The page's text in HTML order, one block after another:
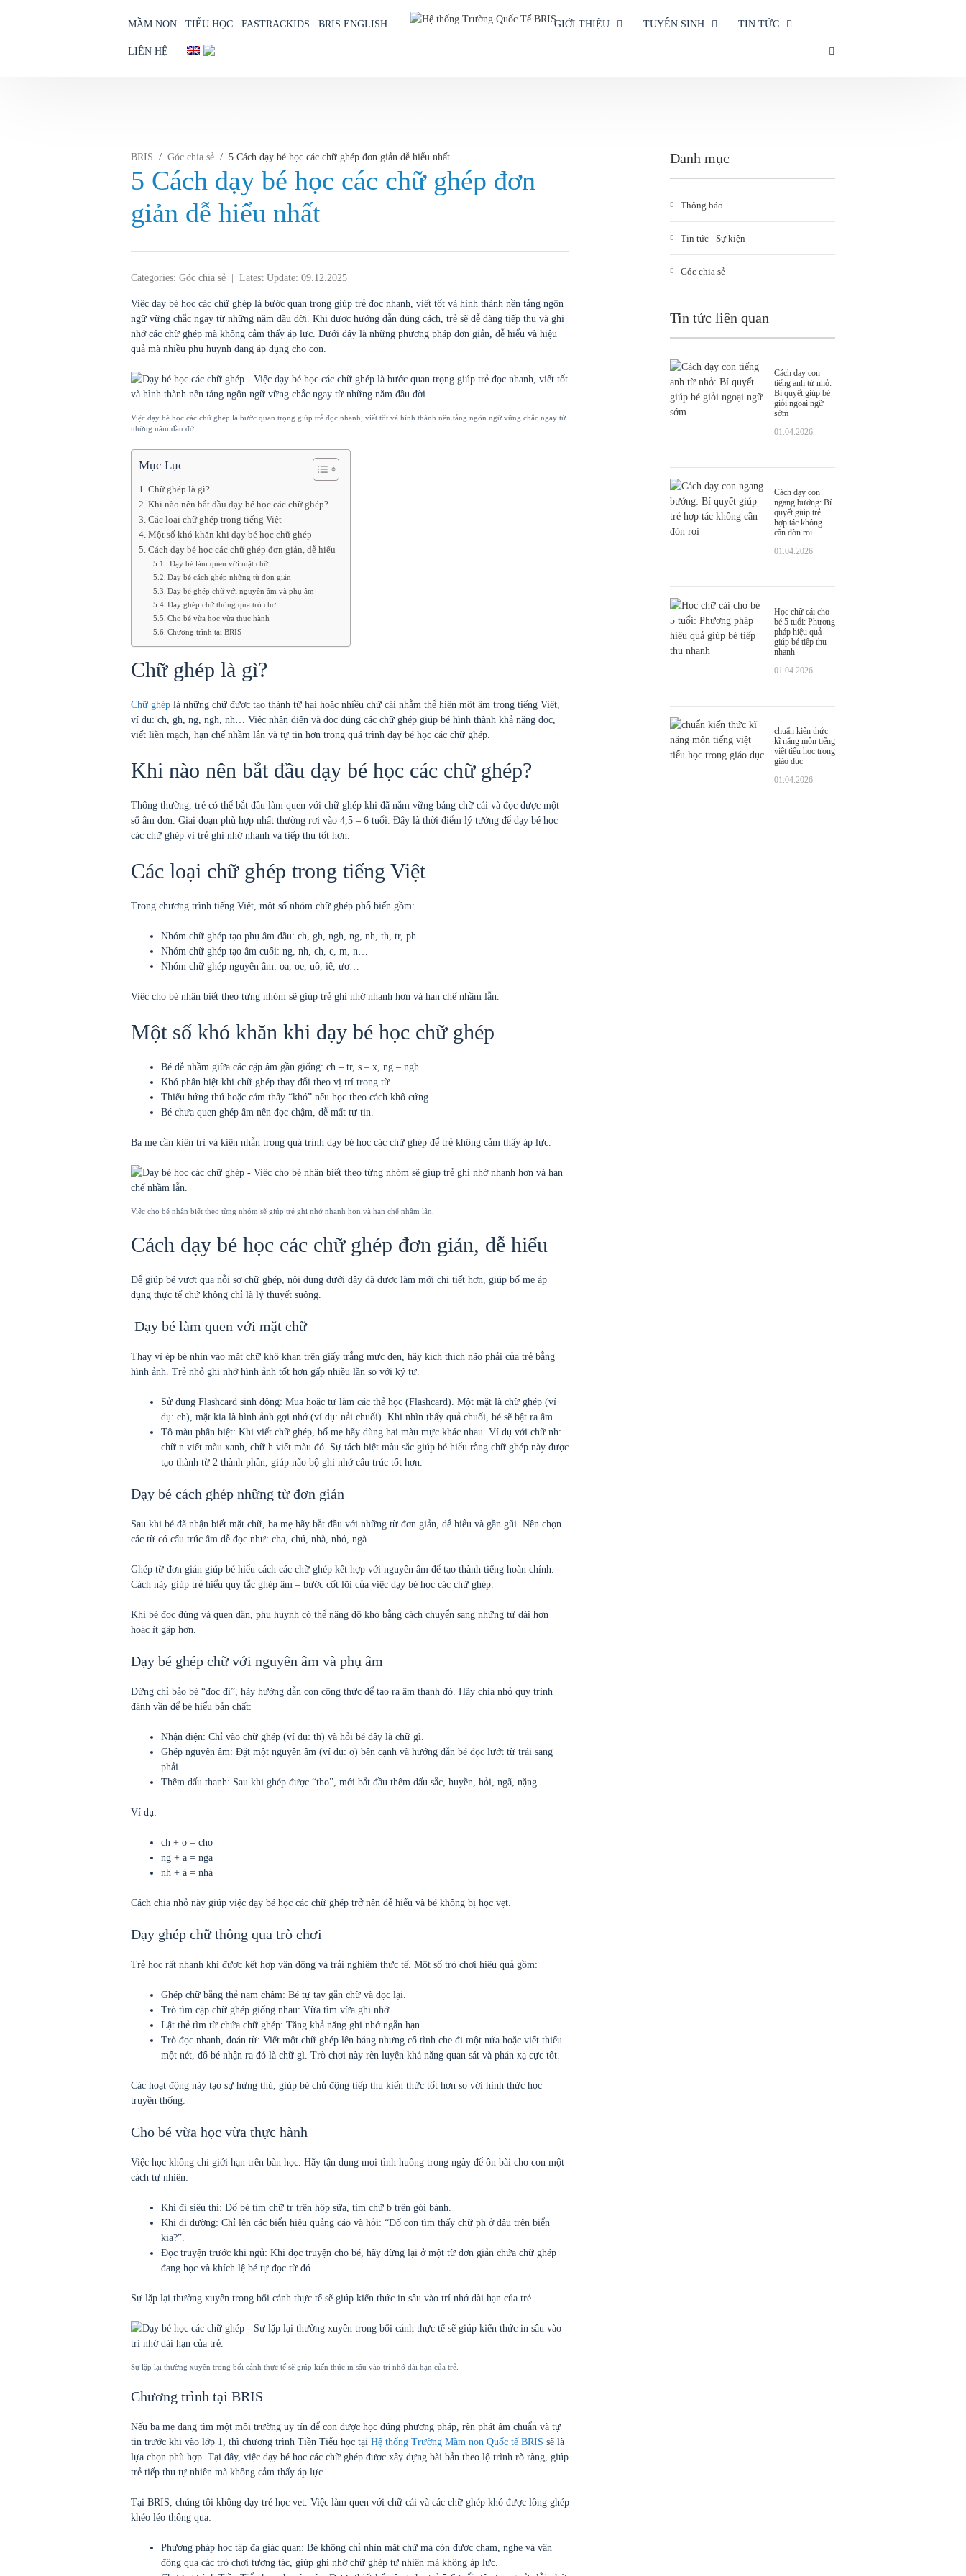
MẦM NON TIỂU HỌC FASTRACKIDS BRIS ENGLISH GIỚI THIỆU TUYỂN SINH TIN TỨC
LIÊN HỆ
BRIS / Góc chia sẻ / 5 Cách dạy bé học các chữ ghép đơn giản dễ hiểu nhất
5 Cách dạy bé học các chữ ghép đơn
giản dễ hiểu nhất
Categories: Góc chia sẻ Latest Update: 09.12.2025
Việc dạy bé học các chữ ghép là bước quan trọng giúp trẻ đọc nhanh, viết tốt và hình thành nền tảng ngôn
ngữ vững chắc ngay từ những năm đầu đời. Khi được hướng dẫn đúng cách, trẻ sẽ dễ dàng tiếp thu và ghi
nhớ các chữ ghép mà không cảm thấy áp lực. Dưới đây là những phương pháp đơn giản, dễ hiểu và hiệu
quả mà nhiều phụ huynh đang áp dụng cho con.
Việc dạy bé học các chữ ghép là bước quan trọng giúp trẻ đọc nhanh, viết tốt và hình thành nền tảng ngôn ngữ vững chắc ngay từ
những năm đầu đời.
Mục Lục
Chữ ghép là gì?
Khi nào nên bắt đầu dạy bé học các chữ ghép?
Các loại chữ ghép trong tiếng Việt
Một số khó khăn khi dạy bé học chữ ghép
Cách dạy bé học các chữ ghép đơn giản, dễ hiểu
Dạy bé làm quen với mặt chữ
Dạy bé cách ghép những từ đơn giản
Dạy bé ghép chữ với nguyên âm và phụ âm
Dạy ghép chữ thông qua trò chơi
Cho bé vừa học vừa thực hành
Chương trình tại BRIS
Chữ ghép là gì?
Chữ ghép là những chữ được tạo thành từ hai hoặc nhiều chữ cái nhằm thể hiện một âm trong tiếng Việt,
ví dụ: ch, gh, ng, ngh, nh… Việc nhận diện và đọc đúng các chữ ghép giúp bé hình thành khả năng đọc,
viết liền mạch, hạn chế nhầm lẫn và tự tin hơn trong quá trình dạy bé học các chữ ghép.
Khi nào nên bắt đầu dạy bé học các chữ ghép?
Thông thường, trẻ có thể bắt đầu làm quen với chữ ghép khi đã nắm vững bảng chữ cái và đọc được một
số âm đơn. Giai đoạn phù hợp nhất thường rơi vào 4,5 – 6 tuổi. Đây là thời điểm lý tưởng để dạy bé học
các chữ ghép vì trẻ ghi nhớ nhanh và tiếp thu tốt hơn.
Các loại chữ ghép trong tiếng Việt
Trong chương trình tiếng Việt, một số nhóm chữ ghép phổ biến gồm:
Nhóm chữ ghép tạo phụ âm đầu: ch, gh, ngh, ng, nh, th, tr, ph…
Nhóm chữ ghép tạo âm cuối: ng, nh, ch, c, m, n…
Nhóm chữ ghép nguyên âm: oa, oe, uô, iê, ươ…
Việc cho bé nhận biết theo từng nhóm sẽ giúp trẻ ghi nhớ nhanh hơn và hạn chế nhầm lẫn.
Một số khó khăn khi dạy bé học chữ ghép
Bé dễ nhầm giữa các cặp âm gần giống: ch – tr, s – x, ng – ngh…
Khó phân biệt khi chữ ghép thay đổi theo vị trí trong từ.
Thiếu hứng thú hoặc cảm thấy “khó” nếu học theo cách khô cứng.
Bé chưa quen ghép âm nên đọc chậm, dễ mất tự tin.
Ba mẹ cần kiên trì và kiên nhẫn trong quá trình dạy bé học các chữ ghép để trẻ không cảm thấy áp lực.
Việc cho bé nhận biết theo từng nhóm sẽ giúp trẻ ghi nhớ nhanh hơn và hạn chế nhầm lẫn.
Cách dạy bé học các chữ ghép đơn giản, dễ hiểu
Để giúp bé vượt qua nỗi sợ chữ ghép, nội dung dưới đây đã được làm mới chi tiết hơn, giúp bố mẹ áp
dụng thực tế chứ không chỉ là lý thuyết suông.
Dạy bé làm quen với mặt chữ
Thay vì ép bé nhìn vào mặt chữ khô khan trên giấy trắng mực đen, hãy kích thích não phải của trẻ bằng
hình ảnh. Trẻ nhỏ ghi nhớ hình ảnh tốt hơn gấp nhiều lần so với ký tự.
Sử dụng Flashcard sinh động: Mua hoặc tự làm các thẻ học (Flashcard). Một mặt là chữ ghép (ví
dụ: ch), mặt kia là hình ảnh gợi nhớ (ví dụ: nải chuối). Khi nhìn thấy quả chuối, bé sẽ bật ra âm.
Tô màu phân biệt: Khi viết chữ ghép, bố mẹ hãy dùng hai màu mực khác nhau. Ví dụ với chữ nh:
chữ n viết màu xanh, chữ h viết màu đỏ. Sự tách biệt màu sắc giúp bé hiểu rằng chữ ghép này được
tạo thành từ 2 thành phần, giúp não bộ ghi nhớ cấu trúc tốt hơn.
Dạy bé cách ghép những từ đơn giản
Sau khi bé đã nhận biết mặt chữ, ba mẹ hãy bắt đầu với những từ đơn giản, dễ hiểu và gần gũi. Nên chọn
các từ có cấu trúc âm dễ đọc như: cha, chú, nhà, nhỏ, ngà…
Ghép từ đơn giản giúp bé hiểu cách các chữ ghép kết hợp với nguyên âm để tạo thành tiếng hoàn chỉnh.
Cách này giúp trẻ hiểu quy tắc ghép âm – bước cốt lõi của việc dạy bé học các chữ ghép.
Khi bé đọc đúng và quen dần, phụ huynh có thể nâng độ khó bằng cách chuyển sang những từ dài hơn
hoặc ít gặp hơn.
Dạy bé ghép chữ với nguyên âm và phụ âm
Đừng chỉ bảo bé “đọc đi”, hãy hướng dẫn con công thức để tạo ra âm thanh đó. Hãy chia nhỏ quy trình
đánh vần để bé hiểu bản chất:
Nhận diện: Chỉ vào chữ ghép (ví dụ: th) và hỏi bé đây là chữ gì.
Ghép nguyên âm: Đặt một nguyên âm (ví dụ: o) bên cạnh và hướng dẫn bé đọc lướt từ trái sang
phải.
Thêm dấu thanh: Sau khi ghép được “tho”, mới bắt đầu thêm dấu sắc, huyền, hỏi, ngã, nặng.
Ví dụ:
ch + o = cho
ng + a = nga
nh + à = nhà
Cách chia nhỏ này giúp việc dạy bé học các chữ ghép trở nên dễ hiểu và bé không bị học vẹt.
Dạy ghép chữ thông qua trò chơi
Trẻ học rất nhanh khi được kết hợp vận động và trải nghiệm thực tế. Một số trò chơi hiệu quả gồm:
Ghép chữ bằng thẻ nam châm: Bé tự tay gắn chữ và đọc lại.
Trò tìm cặp chữ ghép giống nhau: Vừa tìm vừa ghi nhớ.
Lật thẻ tìm từ chứa chữ ghép: Tăng khả năng ghi nhớ ngắn hạn.
Trò đọc nhanh, đoán từ: Viết một chữ ghép lên bảng nhưng cố tình che đi một nửa hoặc viết thiếu
một nét, đố bé nhận ra đó là chữ gì. Trò chơi này rèn luyện khả năng quan sát và phản xạ cực tốt.
Các hoạt động này tạo sự hứng thú, giúp bé chủ động tiếp thu kiến thức tốt hơn so với hình thức học
truyền thống.
Cho bé vừa học vừa thực hành
Việc học không chỉ giới hạn trên bàn học. Hãy tận dụng mọi tình huống trong ngày để ôn bài cho con một
cách tự nhiên:
Khi đi siêu thị: Đố bé tìm chữ tr trên hộp sữa, tìm chữ b trên gói bánh.
Khi đi đường: Chỉ lên các biển hiệu quảng cáo và hỏi: “Đố con tìm thấy chữ ph ở đâu trên biển
kia?”.
Đọc truyện trước khi ngủ: Khi đọc truyện cho bé, hãy dừng lại ở một từ đơn giản chứa chữ ghép
đang học và khích lệ bé tự đọc từ đó.
Sự lặp lại thường xuyên trong bối cảnh thực tế sẽ giúp kiến thức in sâu vào trí nhớ dài hạn của trẻ.
Sự lặp lại thường xuyên trong bối cảnh thực tế sẽ giúp kiến thức in sâu vào trí nhớ dài hạn của trẻ.
Chương trình tại BRIS
Nếu ba mẹ đang tìm một môi trường uy tín để con được học đúng phương pháp, rèn phát âm chuẩn và tự
tin trước khi vào lớp 1, thì chương trình Tiền Tiểu học tại Hệ thống Trường Mầm non Quốc tế BRIS sẽ là
lựa chọn phù hợp. Tại đây, việc dạy bé học các chữ ghép được xây dựng bài bản theo lộ trình rõ ràng, giúp
trẻ tiếp thu tự nhiên mà không cảm thấy áp lực.
Tại BRIS, chúng tôi không dạy trẻ học vẹt. Việc làm quen với chữ cái và các chữ ghép khó được lồng ghép
khéo léo thông qua:
Phương pháp học tập đa giác quan: Bé không chỉ nhìn mặt chữ mà còn được chạm, nghe và vận
động qua các trò chơi tương tác, giúp ghi nhớ chữ ghép tự nhiên mà không áp lực.
Danh mục
Thông báo
Tin tức - Sự kiện
Góc chia sẻ
Tin tức liên quan
Cách dạy con
tiếng anh từ nhỏ:
Bí quyết giúp bé
giỏi ngoại ngữ
sớm
01.04.2026
Cách dạy con
ngang bướng: Bí
quyết giúp trẻ
hợp tác không
cần đòn roi
01.04.2026
Học chữ cái cho
bé 5 tuổi: Phương
pháp hiệu quả
giúp bé tiếp thu
nhanh
01.04.2026
chuẩn kiến thức
kĩ năng môn tiếng
việt tiểu học trong
giáo dục
01.04.2026